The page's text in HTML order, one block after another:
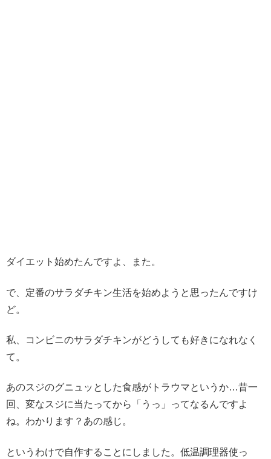
ダイエット始めたんですよ、また。
で、定番のサラダチキン生活を始めようと思ったんですけ
ど。
私、コンビニのサラダチキンがどうしても好きになれなく
て。
あのスジのグニュッとした食感がトラウマというか…昔一
回、変なスジに当たってから「うっ」ってなるんですよ
ね。わかります？あの感じ。
というわけで自作することにしました。低温調理器使っ